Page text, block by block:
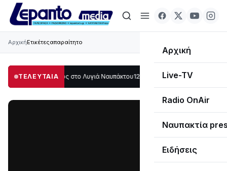
Αρχική
Live-TV
Radio OnAir
Ναυπακτία
Ειδήσεις
ΑρχικήΕτικέτεςαπαραίτητο
ΤΕΛΕΥΤΑΙΑ
μέρος στο Λυγιά Ναυπάκτου12:08 Σε τροχιά υλοποίησης η Παράκαμψη